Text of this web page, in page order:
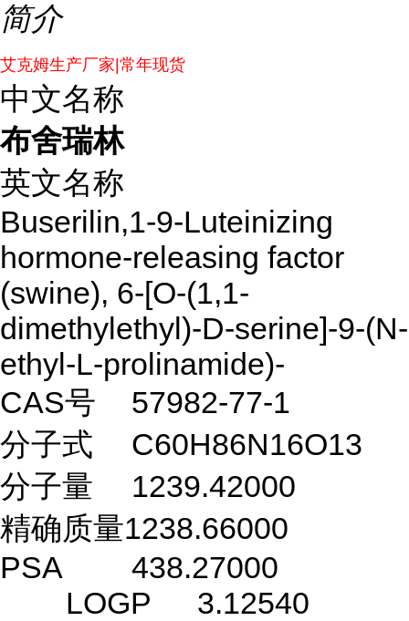
简介
艾克姆生产厂家|常年现货
中文名称
布舍瑞林
英文名称
Buserilin,1-9-Luteinizing
hormone-releasing factor
(swine), 6-[O-(1,1-
dimethylethyl)-D-serine]-9-(N-
ethyl-L-prolinamide)-
CAS号
57982-77-1
分子式
C60H86N16O13
分子量
1239.42000
精确质量1238.66000
PSA
438.27000
LOGP
3.12540